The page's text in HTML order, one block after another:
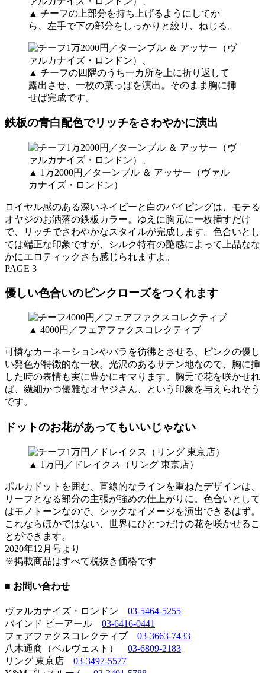
▲ チーフの上部分を持ち上げるようにしてか
ら、左手で下の部分をしっかりと絞り、ねじる。
▲ チーフの四隅のうち一カ所を上に折り返して
露出させ、一枚の葉っぱを演出。そのまま胸に挿
せば完成です。
鉄板の青白配色でリッチをさわやかに演出
▲ 1万2000円／ターンブル ＆ アッサー（ヴァル
カナイズ・ロンドン）
ロイヤル感のある深いネイビーと白のパイピングは、モテる
オヤジのお洒落の鉄板カラー。ゆえに胸元に一枚挿すだけ
で、リッチでさわやかなスタイルが完成します。色合いとし
ては端正な印象ですが、シルク特有の艶感によって上品なな
かにエロティックさも感じられますよ。
PAGE 3
優しい色合いのピンクローズをつくれます
▲ 4000円／フェアファクスコレクティブ
可憐なカーネーションやバラを彷彿とさせる、ピンクの優し
い発色が特徴的な一枚。光沢のあるサテン地なので、胸に挿
した時の表情も実に豊かにキマります。胸元で花を咲かせれ
ば、繊細かつ優雅なオヤジさん、という印象を与えられそう
です。
ドットのお花があってもいいじゃない
▲ 1万円／ドレイクス（リング 東京店）
ポルカドットを囲む、直線的なラインを重ねたデザインは、
リーフとなる部分の主張が強めの仕上がりに。色合いとして
はモノトーンなので、シックなイメージを演出できるはず。
これならほかではない、世界にひとつだけの花を咲かせるこ
とができます。
2020年12月号より
※掲載商品はすべて税抜き価格です
■ お問い合わせ
ヴァルカナイズ・ロンドン 03-5464-5255
バインド ピーアール 03-6416-0441
フェアファクスコレクティブ 03-3663-7433
八木通商（ベルヴェスト） 03-6809-2183
リング 東京店 03-3497-5577